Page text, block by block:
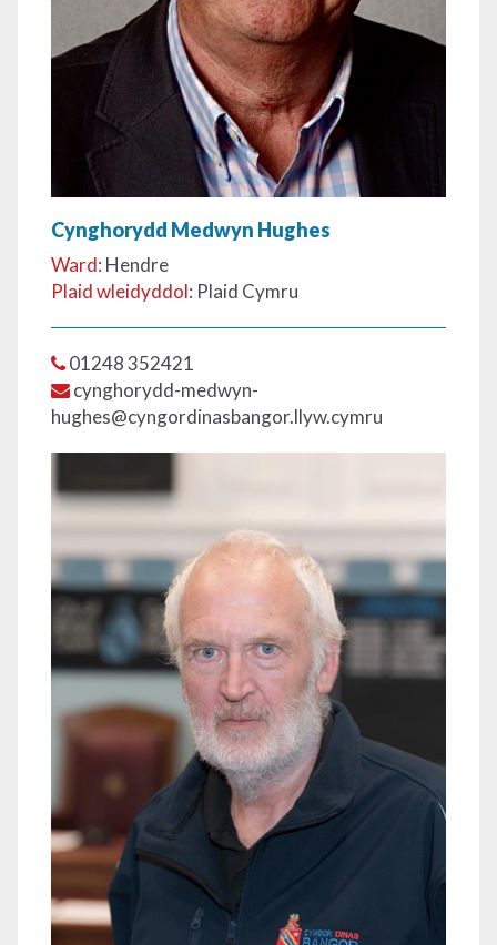
Cynghorydd Medwyn Hughes
Ward: Hendre
Plaid wleidyddol: Plaid Cymru
01248 352421
cynghorydd-medwyn-
hughes@cyngordinasbangor.llyw.cymru